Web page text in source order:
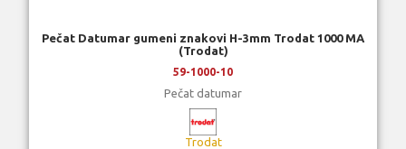
Pečat Datumar gumeni znakovi H-3mm Trodat 1000 MA
(Trodat)
59-1000-10
Pečat datumar
Trodat